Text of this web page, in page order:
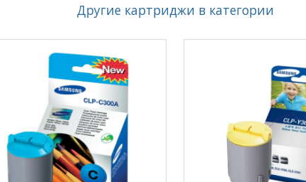
Другие картриджи в категории